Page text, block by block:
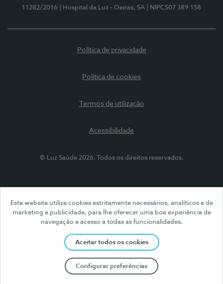
Este website utiliza cookies estritamente necessários, analíticos e de
marketing e publicidade, para lhe oferecer uma boa experiência de
navegação e acesso a todas as funcionalidades.
Aceitar todos os cookies
Configurar preferências
11282/2016
| Hospital da Luz - Oeiras, SA | NIPC507 389 158
Política de privacidade
Política de cookies
Termos de utilização
Acessibilidade
© Luz Saúde 2026. Todos os direitos reservados.